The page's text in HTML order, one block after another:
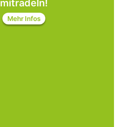
mitradeln!
Mehr Infos